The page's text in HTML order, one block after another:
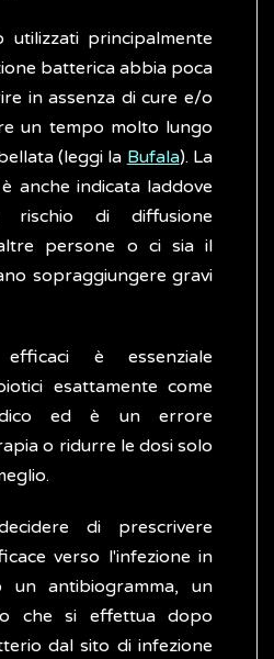
utilizzati principalmente
batterica abbia poca
in assenza di cure e/o
un tempo molto lungo
(leggi la Bufala). La
anche indicata laddove
di diffusione
persone o ci sia il
sopraggiungere gravi
è essenziale
esattamente come
ed è un errore
o ridurre le dosi solo
di prescrivere
verso l'infezione in
un antibiogramma, un
che si effettua dopo
dal sito di infezione